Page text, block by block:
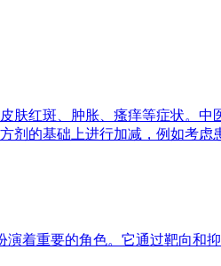
肤红斑、肿胀、瘙痒等症状。中
剂的基础上进行加减，例如考虑
着重要的角色。它通过靶向和